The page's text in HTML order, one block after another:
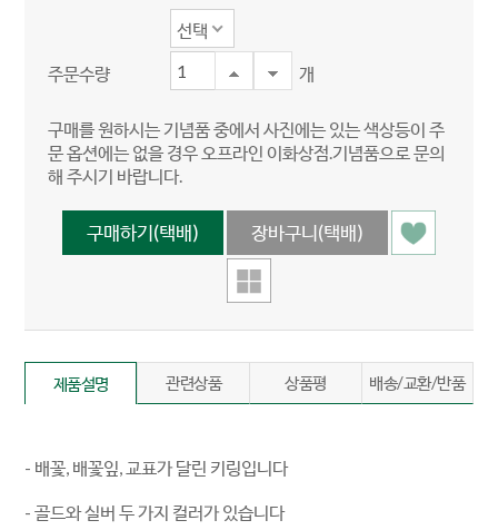
선택
주문수량 개
구매를 원하시는 기념품 중에서 사진에는 있는 색상등이 주
문 옵션에는 없을 경우 오프라인 이화상점.기념품으로 문의
해 주시기 바랍니다.
제품설명 관련상품 상품평 배송/교환/반품
- 배꽃, 배꽃잎, 교표가 달린 키링입니다
- 골드와 실버 두 가지 컬러가 있습니다